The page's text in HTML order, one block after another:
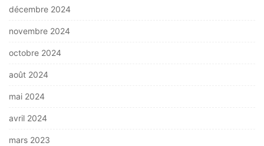
décembre 2024
novembre 2024
octobre 2024
août 2024
mai 2024
avril 2024
mars 2023